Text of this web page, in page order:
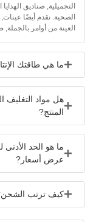
صناديق الهدايا
نقدم أيضًا عينات, مع
من أوامر بالجملة, ضمان
ما هي طاقتك
هل مواد التغليف
المنتج?
ما هو الحد الأدنى
عرض أسعار?
كيف ترتب الشحن?